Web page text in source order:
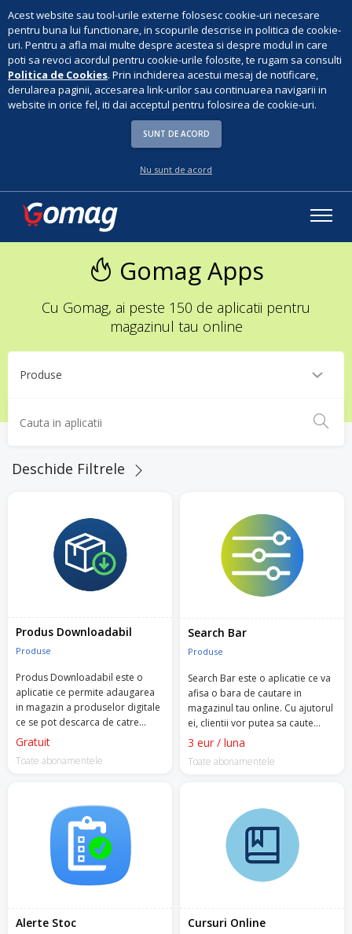
Acest website sau tool-urile externe folosesc cookie-uri necesare
pentru buna lui functionare, in scopurile descrise in politica de cookie-
uri. Pentru a afla mai multe despre acestea si despre modul in care
poti sa revoci acordul pentru cookie-urile folosite, te rugam sa consulti
Politica de Cookies. Prin inchiderea acestui mesaj de notificare,
derularea paginii, accesarea link-urilor sau continuarea navigarii in
website in orice fel, iti dai acceptul pentru folosirea de cookie-uri.
SUNT DE ACORD
Nu sunt de acord
Gomag Apps
Cu Gomag, ai peste 150 de aplicatii pentru
magazinul tau online
Deschide Filtrele
Produs Downloadabil
Produse
Produs Downloadabil este o
aplicatie ce permite adaugarea
in magazin a produselor digitale
ce se pot descarca de catre
clienti, din contul lor, dupa ce
Gratuit
Toate abonamentele
Search Bar
Produse
Search Bar este o aplicatie ce va
afisa o bara de cautare in
magazinul tau online. Cu ajutorul
ei, clientii vor putea sa caute
produsele dorite dupa atribute
culoare etc.).
3 eur / luna
Toate abonamentele
Alerte Stoc Cursuri Online